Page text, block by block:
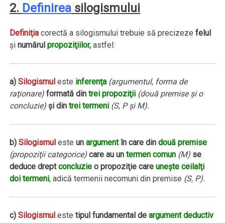
2. Definirea silogismului
Definiţia corectă a silogismului trebuie să precizezefelul
şinumărulpropoziţiilor, astfel:
a)Silogismul este inferenţa (argumentul, forma de
raţionare) formată dintrei propoziţii (două premise şi o
concluzie) şi dintrei termeni (S, P şi M).
b)Silogismul esteunargumentîn care dindouă premise
(propoziţii categorice) care au untermen comun (M) se
deduce dreptconcluzie o propoziţie careuneşte ceilalţi
doi termeni, adică termenii necomuni din premise (S, P).
c)Silogismul estetipul fundamental deargument deductiv